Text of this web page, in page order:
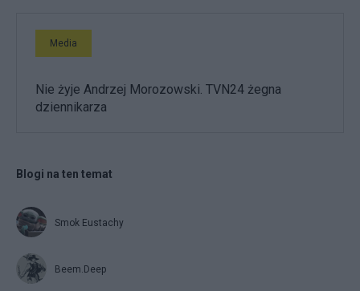
Media
Nie żyje Andrzej Morozowski. TVN24 żegna
dziennikarza
Blogi na ten temat
Smok Eustachy
Beem.Deep